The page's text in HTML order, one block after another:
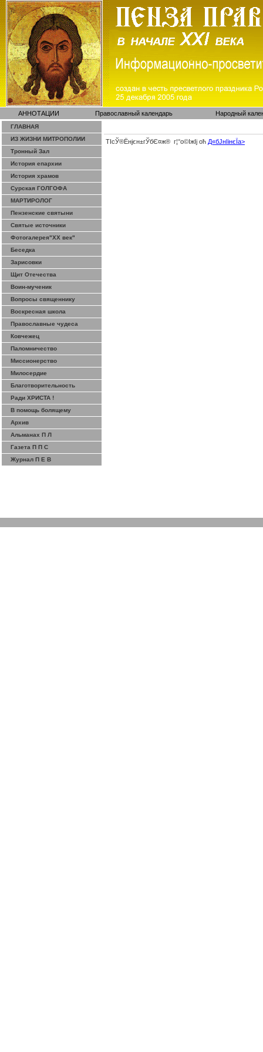
АННОТАЦИИ Православный календарь Народный
ГЛАВНАЯ
ИЗ ЖИЗНИ МИТРОПОЛИИ
Тронный Зал
История епархии
История храмов
Сурская ГОЛГОФА
МАРТИРОЛОГ
Пензенские святыни
Святые источники
Фотогалерея"ХХ век"
Беседка
Зарисовки
Щит Отечества
Воин-мученик
Вопросы священнику
Воскресная школа
Православные чудеса
Ковчежец
Паломничество
Миссионерство
Милосердие
Благотворительность
Ради ХРИСТА !
В помощь болящему
Архив
Альманах П Л
Газета П П С
Журнал П Е В
ТІсЎ®Ёнјєн±­гЎ­бЄ¤ж® г¦°о©ІжІј оћ Д«бЈ­нІінєЇa>